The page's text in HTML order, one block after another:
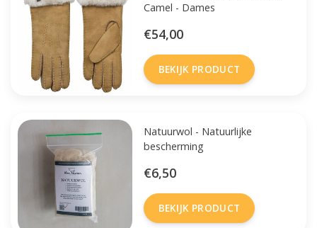
Camel - Dames
€54,00
BEKIJK PRODUCT
Natuurwol - Natuurlijke
bescherming
€6,50
BEKIJK PRODUCT